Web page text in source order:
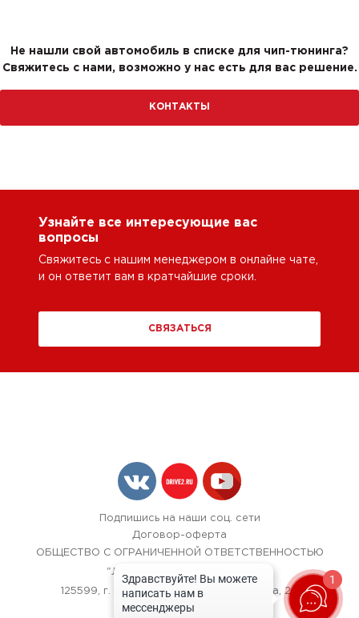
Не нашли свой автомобиль в списке для чип-тюнинга?
Свяжитесь с нами, возможно у нас есть для вас решение.
КОНТАКТЫ
Узнайте все интересующие вас
вопросы
Свяжитесь с нашим менеджером в онлайне чате,
и он ответит вам в кратчайшие сроки.
СВЯЗАТЬСЯ
Подпишись на наши соц. сети
Договор-оферта
ОБЩЕСТВО С ОГРАНИЧЕННОЙ ОТВЕТСТВЕННОСТЬЮ
"ЛОК БОКС АВТОСЕРВИС",
125599, г. Москва, улица Красная Сосна, 24
+7 (967) 242-40-72
1